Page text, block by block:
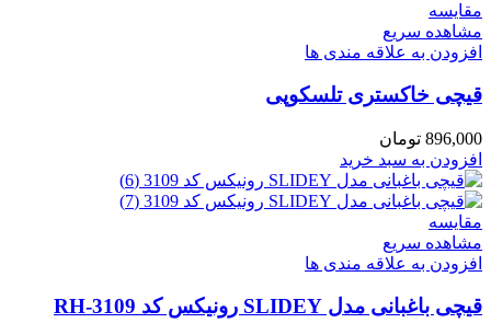
مقایسه
مشاهده سریع
افزودن به علاقه مندی ها
قیچی خاکستری تلسکوپی
896,000 تومان
افزودن به سبد خرید
مقایسه
مشاهده سریع
افزودن به علاقه مندی ها
قیچی باغبانی مدل SLIDEY رونیکس کد RH-3109